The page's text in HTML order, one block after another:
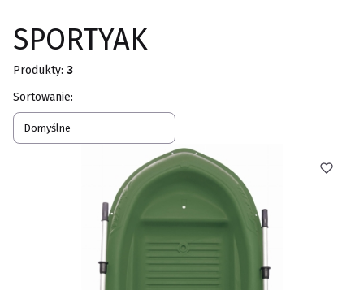
SPORTYAK
Produkty: 3
Lista produktów
Sortowanie:
Domyślne